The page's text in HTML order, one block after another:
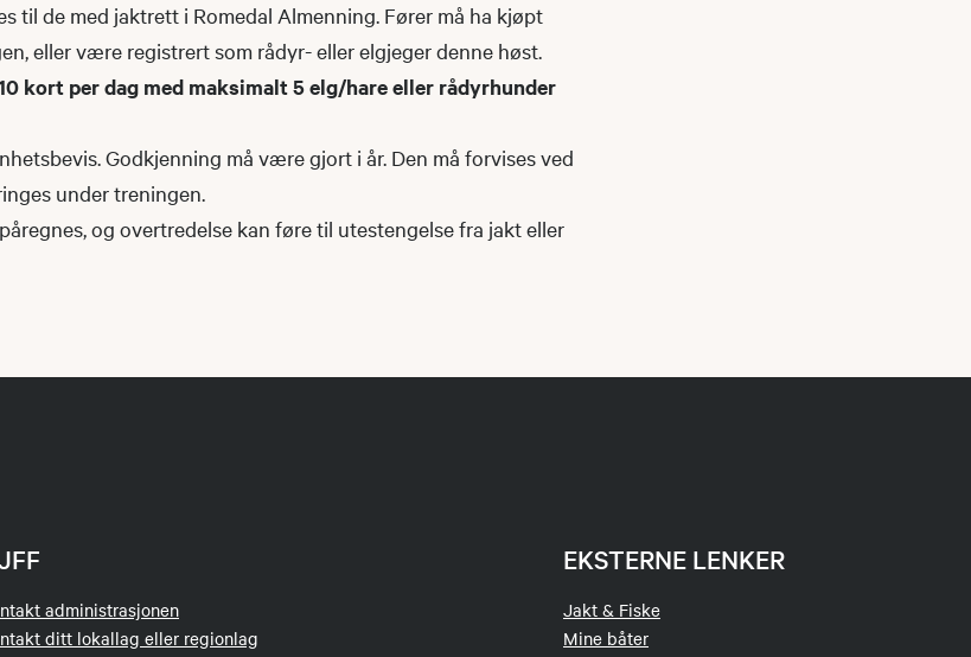
til de med jaktrett i Romedal Almenning. Fører må ha kjøpt
eller være registrert som rådyr- eller elgjeger denne høst.
kort per dag med maksimalt 5 elg/hare eller rådyrhunder
Godkjenning må være gjort i år. Den må forvises ved
under treningen.
og overtredelse kan føre til utestengelse fra jakt eller
administrasjonen
ditt lokallag eller regionlag
EKSTERNE LENKER
Jakt & Fiske
Mine båter